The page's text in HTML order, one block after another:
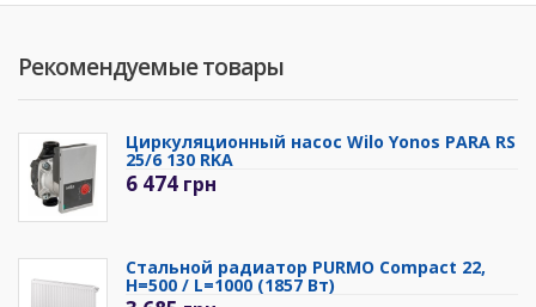
Рекомендуемые товары
Циркуляционный насос Wilo Yonos PARA RS
25/6 130 RKA
6 474 грн
Стальной радиатор PURMO Compact 22,
H=500 / L=1000 (1857 Вт)